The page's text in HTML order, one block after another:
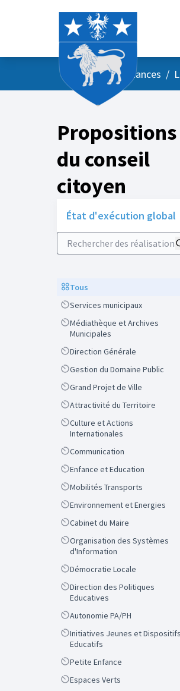
AccueilMenu principal
/ Vos instances /
Propositions
du conseil
citoyen
État d'exécution global
Rechercher des réalisations
ScopeTous
ScopeServices municipaux
Scope
Médiathèque et Archives
Municipales
ScopeDirection Générale
ScopeGestion du Domaine Public
ScopeGrand Projet de Ville
ScopeAttractivité du Territoire
Scope
Culture et Actions
Internationales
ScopeCommunication
ScopeEnfance et Education
ScopeMobilités Transports
ScopeEnvironnement et Energies
ScopeCabinet du Maire
Scope
Organisation des Systèmes
d'Information
ScopeDémocratie Locale
Scope
Direction des Politiques
Educatives
ScopeAutonomie PA/PH
Scope
Initiatives Jeunes et Dispositifs
Educatifs
ScopePetite Enfance
ScopeEspaces Verts